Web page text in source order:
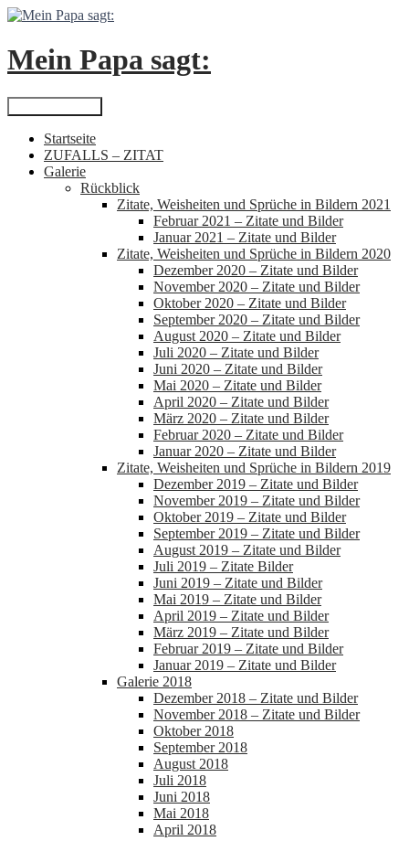
Zum
springen
Mein Papa sagt:
Suchen
Startseite
ZUFALLS – ZITAT
Galerie
Rückblick
Zitate, Weisheiten und Sprüche in Bildern 2021
Februar 2021 – Zitate und Bilder
Januar 2021 – Zitate und Bilder
Zitate, Weisheiten und Sprüche in Bildern 2020
Dezember 2020 – Zitate und Bilder
November 2020 – Zitate und Bilder
Oktober 2020 – Zitate und Bilder
September 2020 – Zitate und Bilder
August 2020 – Zitate und Bilder
Juli 2020 – Zitate und Bilder
Juni 2020 – Zitate und Bilder
Mai 2020 – Zitate und Bilder
April 2020 – Zitate und Bilder
März 2020 – Zitate und Bilder
Februar 2020 – Zitate und Bilder
Januar 2020 – Zitate und Bilder
Zitate, Weisheiten und Sprüche in Bildern 2019
Dezember 2019 – Zitate und Bilder
November 2019 – Zitate und Bilder
Oktober 2019 – Zitate und Bilder
September 2019 – Zitate und Bilder
August 2019 – Zitate und Bilder
Juli 2019 – Zitate Bilder
Juni 2019 – Zitate und Bilder
Mai 2019 – Zitate und Bilder
April 2019 – Zitate und Bilder
März 2019 – Zitate und Bilder
Februar 2019 – Zitate und Bilder
Januar 2019 – Zitate und Bilder
Galerie 2018
Dezember 2018 – Zitate und Bilder
November 2018 – Zitate und Bilder
Oktober 2018
September 2018
August 2018
Juli 2018
Juni 2018
Mai 2018
April 2018